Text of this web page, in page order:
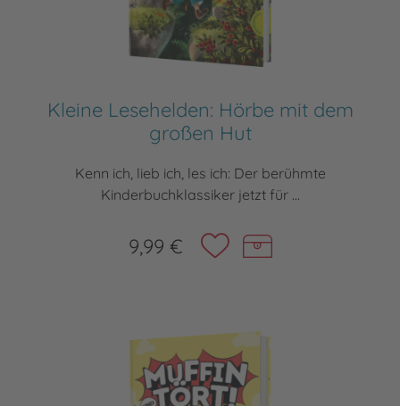
Kleine Lesehelden: Hörbe mit dem
großen Hut
Kenn ich, lieb ich, les ich: Der berühmte
Kinderbuchklassiker jetzt für ...
9,99 €